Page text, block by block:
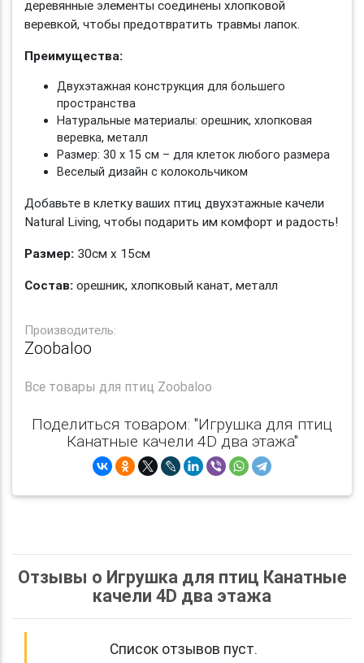
деревянные элементы соединены хлопковой
веревкой, чтобы предотвратить травмы лапок.
Преимущества:
Двухэтажная конструкция для большего
пространства
Натуральные материалы: орешник, хлопковая
веревка, металл
Размер: 30 х 15 см – для клеток любого размера
Веселый дизайн с колокольчиком
Добавьте в клетку ваших птиц двухэтажные качели
Natural Living, чтобы подарить им комфорт и радость!
Размер: 30см х 15см
Состав: орешник, хлопковый канат, металл
Производитель:
Zoobaloo
Все товары для птиц Zoobaloo
Поделиться товаром: "Игрушка для птиц
Канатные качели 4D два этажа"
Отзывы о Игрушка для птиц Канатные
качели 4D два этажа
Список отзывов пуст.